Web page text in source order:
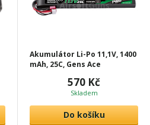
Akumulátor Li-Po 11,1V, 1400
mAh, 25C, Gens Ace
570 Kč
Skladem
Do košíku